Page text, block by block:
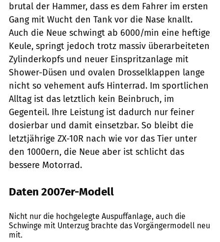
brutal der Hammer, dass es dem Fahrer im ersten
Gang mit Wucht den Tank vor die Nase knallt.
Auch die Neue schwingt ab 6000/­min eine heftige
Keule, springt jedoch trotz massiv überarbeiteten
Zylinderkopfs und ­neuer Einspritzanlage mit
Shower-Düsen und ovalen Drosselklappen lange
nicht so vehement aufs Hinterrad. Im sportlichen
Alltag ist das letztlich kein Beinbruch, im
Gegenteil. Ihre Leistung ist dadurch nur feiner
dosierbar und damit einsetzbar. So bleibt die
letztjährige ZX-10R nach wie vor das Tier unter
den 1000ern, die Neue aber ist schlicht das
bessere Motorrad.
Daten 2007er-Modell
Nicht nur die hochgelegte Auspuffanlage, auch die
Schwinge mit Unterzug brachte das Vorgängermodell neu
mit.